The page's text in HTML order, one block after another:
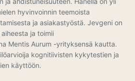
hyvinvoinnin teemoista
ja asiakastyöstä. Jevgeni on
ja toimii
Mentis Aurum -yrityksensä kautta.
kognitiivisten kykytestien ja
käyttöön.